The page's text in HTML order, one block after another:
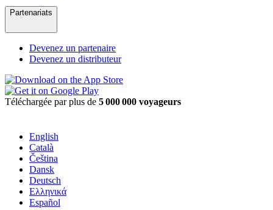
Partenariats
Devenez un partenaire
Devenez un distributeur
Téléchargée par plus de 5 000 000 voyageurs
English
Català
Čeština
Dansk
Deutsch
Ελληνικά
Español